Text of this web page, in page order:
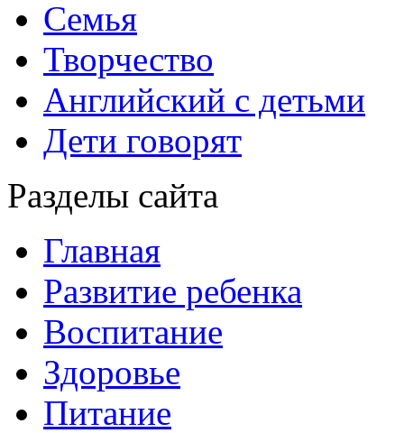
Семья
Творчество
Английский с детьми
Дети говорят
Разделы сайта
Главная
Развитие ребенка
Воспитание
Здоровье
Питание